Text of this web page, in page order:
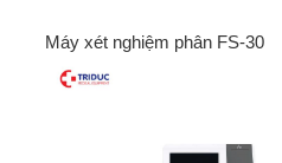
Máy xét nghiệm phân FS-30